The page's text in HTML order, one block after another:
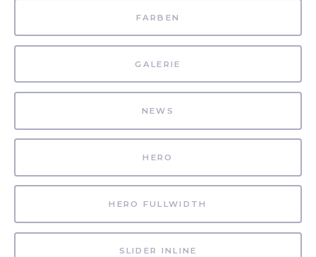
FARBEN
GALERIE
NEWS
HERO
HERO FULLWIDTH
SLIDER INLINE